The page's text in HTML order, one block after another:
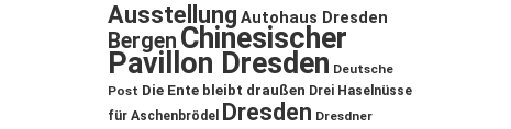
Ausstellung Autohaus Dresden
Bergen Chinesischer
Pavillon Dresden Deutsche
Post Die Ente bleibt draußen Drei Haselnüsse
für Aschenbrödel
Dresden Dresdner